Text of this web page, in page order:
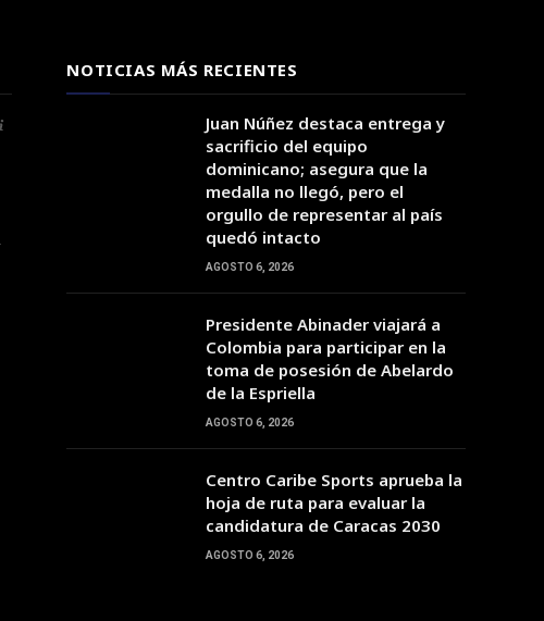
04:00
35°C
05:00
34°C 33°C 34°C
NOTICIAS MÁS RECIENTES
Juan Núñez destaca entrega y
sacrificio del equipo
dominicano; asegura que la
medalla no llegó, pero el
orgullo de representar al país
quedó intacto
AGOSTO 6, 2026
Presidente Abinader viajará a
Colombia para participar en la
toma de posesión de Abelardo
de la Espriella
AGOSTO 6, 2026
Centro Caribe Sports aprueba la
hoja de ruta para evaluar la
candidatura de Caracas 2030
AGOSTO 6, 2026